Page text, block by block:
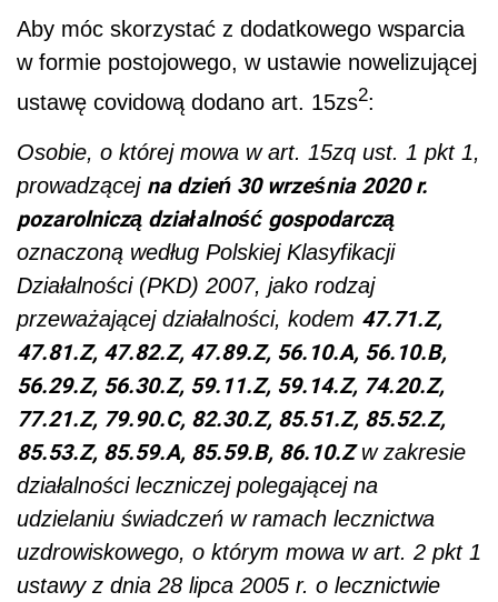
Aby móc skorzystać z dodatkowego wsparcia
w formie postojowego, w ustawie nowelizującej
ustawę covidową dodano art. 15zs2:
Osobie, o której mowa w art. 15zq ust. 1 pkt 1,
prowadzącej na dzień 30 września 2020 r.
pozarolniczą działalność gospodarczą
oznaczoną według Polskiej Klasyfikacji
Działalności (PKD) 2007, jako rodzaj
przeważającej działalności, kodem 47.71.Z,
47.81.Z, 47.82.Z, 47.89.Z, 56.10.A, 56.10.B,
56.29.Z, 56.30.Z, 59.11.Z, 59.14.Z, 74.20.Z,
77.21.Z, 79.90.C, 82.30.Z, 85.51.Z, 85.52.Z,
85.53.Z, 85.59.A, 85.59.B, 86.10.Zw zakresie
działalności leczniczej polegającej na
udzielaniu świadczeń w ramach lecznictwa
uzdrowiskowego, o którym mowa w art. 2 pkt 1
ustawy z dnia 28 lipca 2005 r. o lecznictwie